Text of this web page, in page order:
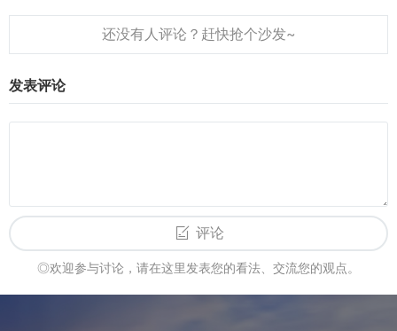
1、安全可靠
2、简单快捷
手机信用卡还款软件（App）可以让您通过手机随时随地进行信用卡
还款，非常方便快捷，无需排队，无需繁琐的纸质手续，节省您的时
间。
卡倒来倒去，现在手机就可以刷卡了，也就是
所谓的刷卡APP。有很多，今天...
发表评论
评论
◎欢迎参与讨论，请在这里发表您的看法、交流您的观点。